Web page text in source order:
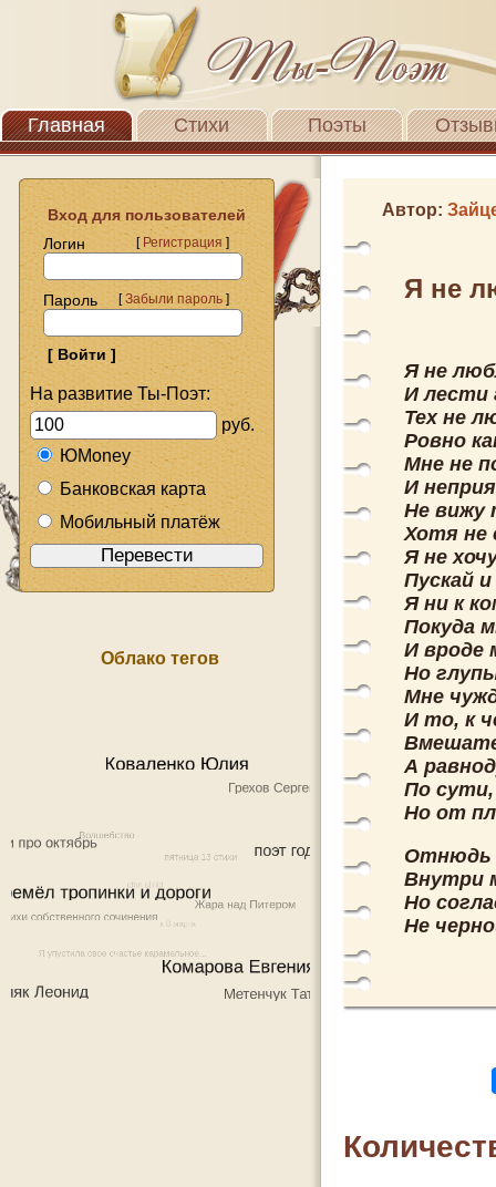
Главная Стихи Поэты
Вход для пользователей
Логин
[Регистрация]
Пароль [Забыли пароль]
На развитие Ты-Поэт:
руб.
ЮMoney
Банковская карта
Мобильный платёж
Облако тегов
Автор:
Я не
Я не
И лести
Тех не
Ровно
Мне не
И
Не вижу
Хотя не
Я не
Пускай
Я ни к
Покуда
И вроде
Но
Мне
И то, к
А
По
Но от
Отнюдь
Внутри
Но
Не